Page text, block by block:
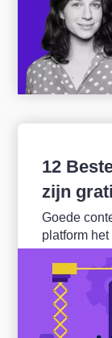
12
zijn
Goede
platform